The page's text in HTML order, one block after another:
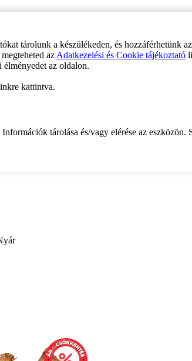
tárolunk a készülékeden, és hozzáférhetünk
az Adatkezelési és Cookie tájékoztató
élményedet az oldalon.
kattintva.
tárolása és/vagy elérése az eszközön.